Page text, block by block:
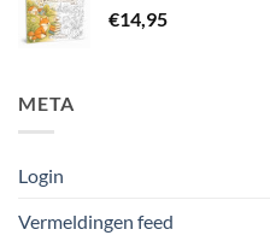
€14,95
META
Login
Vermeldingen feed